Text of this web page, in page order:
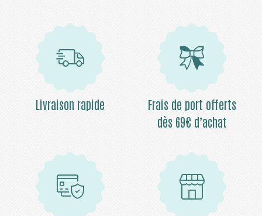
Livraison rapide
Frais de port offerts
dès 69€ d’achat